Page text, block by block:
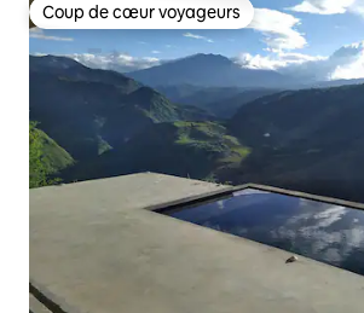
Coup de cœur voyageurs
Coup de cœur voyageurs